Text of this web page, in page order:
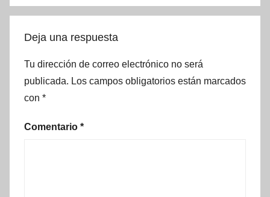
Deja una respuesta
Tu dirección de correo electrónico no será
publicada. Los campos obligatorios están marcados
con *
Comentario *